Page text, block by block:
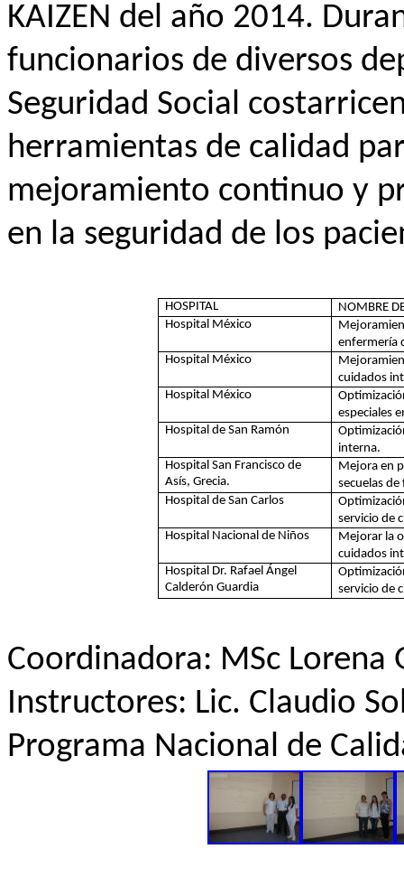
KAIZEN del año 2014.
funcionarios de diversos
Seguridad Social
herramientas de calidad
mejoramiento continuo y
en la seguridad de los
HOSPITAL NOMBRE
Hospital México
enfermería
Hospital México
cuidados
Hospital México
especiales
Hospital de San Ramón
interna.
Hospital San Francisco de
Asís, Grecia.
Mejora en
secuelas
Hospital de San Carlos
servicio de
Hospital Nacional de Niños
Mejorar la
cuidados
Hospital Dr. Rafael Ángel
Calderón Guardia
servicio de
Coordinadora: MSc Lorena
Instructores: Lic. Claudio
Programa Nacional de